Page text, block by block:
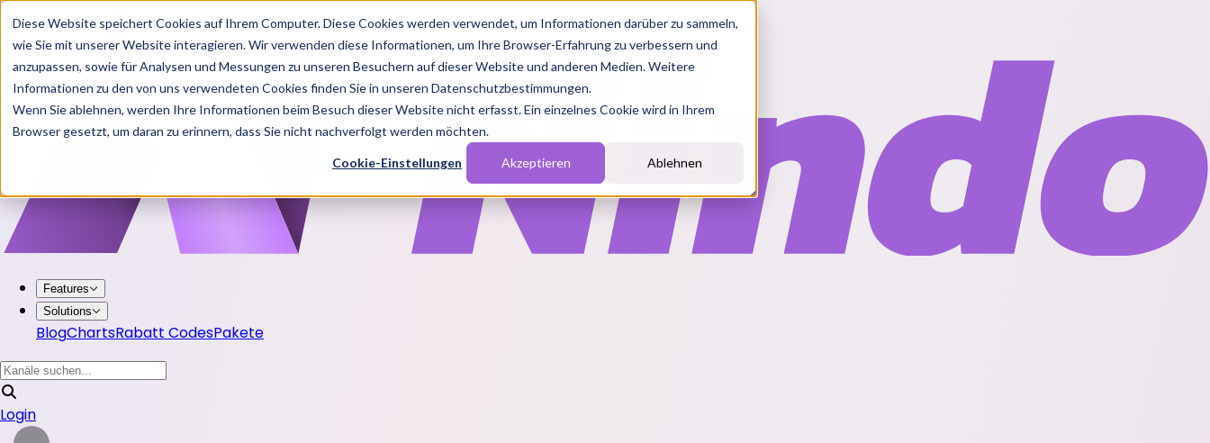
Diese Website speichert Cookies auf Ihrem Computer. Diese Cookies werden verwendet, um Informationen darüber zu sammeln,
wie Sie mit unserer Website interagieren. Wir verwenden diese Informationen, um Ihre Browser-Erfahrung zu verbessern und
anzupassen, sowie für Analysen und Messungen zu unseren Besuchern auf dieser Website und anderen Medien. Weitere
Informationen zu den von uns verwendeten Cookies finden Sie in unseren Datenschutzbestimmungen.
Wenn Sie ablehnen, werden Ihre Informationen beim Besuch dieser Website nicht erfasst. Ein einzelnes Cookie wird in Ihrem
Browser gesetzt, um daran zu erinnern, dass Sie nicht nachverfolgt werden möchten.
Cookie-Einstellungen Akzeptieren Ablehnen
Features
Solutions
BlogChartsRabatt CodesPakete
Login